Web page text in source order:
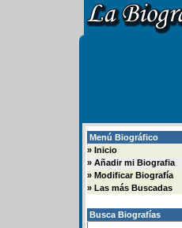
Menú Biográfico
» Inicio
» Añadir mi Biografia
» Modificar Biografía
» Las más Buscadas
Busca Biografías